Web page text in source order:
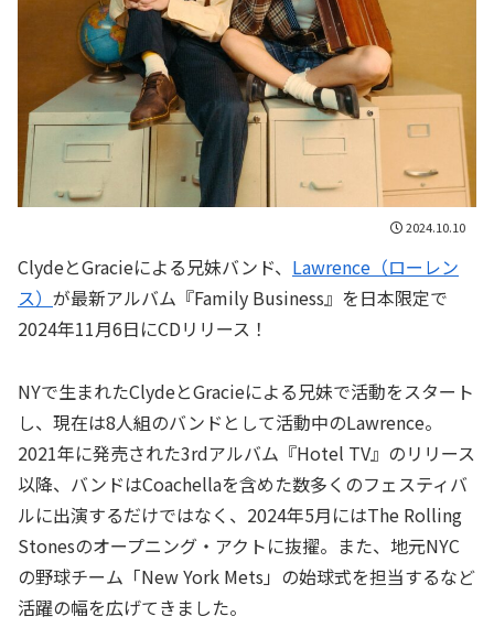
2024.10.10
ClydeとGracieによる兄妹バンド、 Lawrence（ローレン
ス） が最新アルバム『Family Business』を日本限定で
2024年11月6日にCDリリース！
NYで生まれたClydeとGracieによる兄妹で活動をスタート
し、現在は8人組のバンドとして活動中のLawrence。
2021年に発売された3rdアルバム『Hotel TV』のリリース
以降、バンドはCoachellaを含めた数多くのフェスティバ
ルに出演するだけではなく、2024年5月にはThe Rolling
Stonesのオープニング・アクトに抜擢。また、地元NYC
の野球チーム「New York Mets」の始球式を担当するなど
活躍の幅を広げてきました。